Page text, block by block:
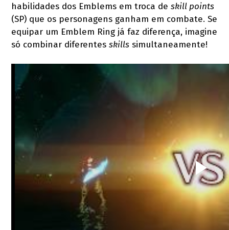
habilidades dos Emblems em troca deskill points
(SP) que os personagens ganham em combate. Se
equipar um Emblem Ring já faz diferença, imagine
só combinar diferentesskills simultaneamente!